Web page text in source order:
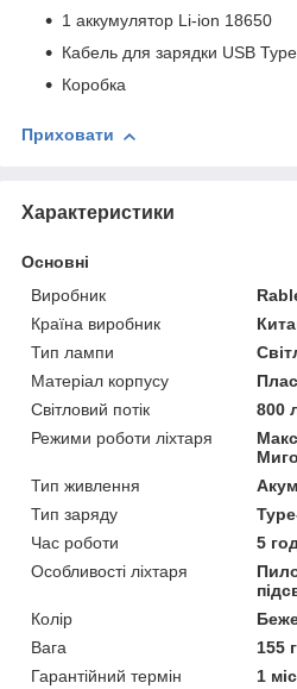
1 аккумулятор Li-ion 18650
Кабель для зарядки USB
Коробка
Приховати
Характеристики
Основні
Виробник
Країна виробник
Тип лампи
Матеріал корпусу
Світловий потік
800
Режими роботи ліхтаря
Тип живлення
Тип заряду
Час роботи
5
Особливості ліхтаря
Колір
Вага
155 г
Гарантійний термін
1 міс